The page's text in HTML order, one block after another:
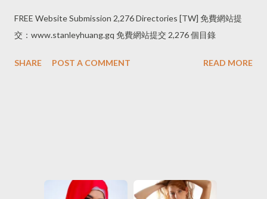
FREE Website Submission 2,276 Directories [TW] 免費網站提
交：www.stanleyhuang.gq 免費網站提交 2,276 個目錄
SHARE POST A COMMENT READ MORE